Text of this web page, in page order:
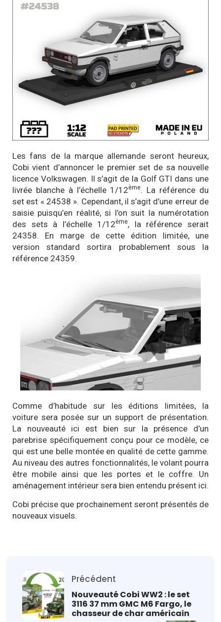
Les fans de la marque allemande seront heureux,
Cobi vient d’annoncer le premier set de sa nouvelle
licence Volkswagen. Il s’agit de la Golf GTI dans une
livrée blanche à l’échelle 1/12ème. La référence du
set est « 24538 ». Cependant, il s’agit d’une erreur de
saisie puisqu’en réalité, si l’on suit la numérotation
des sets à l’échelle 1/12ème, la référence serait
24358. En marge de cette édition limitée, une
version standard sortira probablement sous la
référence 24359.
Comme d’habitude sur les éditions limitées, la
voiture sera posée sur un support de présentation.
La nouveauté ici est bien sur la présence d’un
parebrise spécifiquement conçu pour ce modèle, ce
qui est une belle montée en qualité de cette gamme.
Au niveau des autres fonctionnalités, le volant pourra
être mobile ainsi que les portes et le coffre. Un
aménagement intérieur sera bien entendu présent ici.
Cobi précise que prochainement seront présentés de
nouveaux visuels.
Précédent
Nouveauté Cobi WW2 : le set
3116 37 mm GMC M6 Fargo, le
chasseur de char américain